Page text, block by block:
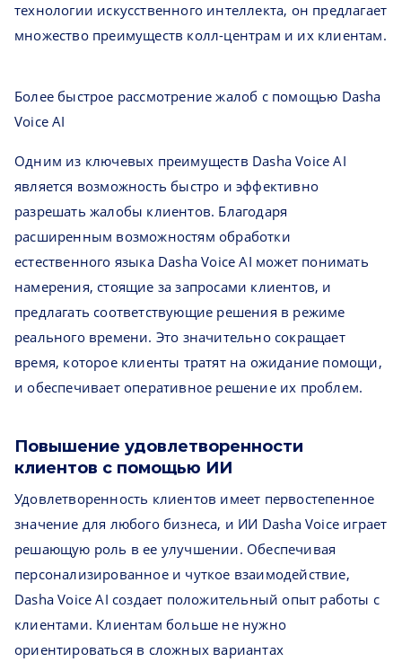
технологии искусственного интеллекта, он предлагает
множество преимуществ колл-центрам и их клиентам.
Более быстрое рассмотрение жалоб с помощью Dasha
Voice AI
Одним из ключевых преимуществ Dasha Voice AI
является возможность быстро и эффективно
разрешать жалобы клиентов. Благодаря
расширенным возможностям обработки
естественного языка Dasha Voice AI может понимать
намерения, стоящие за запросами клиентов, и
предлагать соответствующие решения в режиме
реального времени. Это значительно сокращает
время, которое клиенты тратят на ожидание помощи,
и обеспечивает оперативное решение их проблем.
Повышение удовлетворенности
клиентов с помощью ИИ
Удовлетворенность клиентов имеет первостепенное
значение для любого бизнеса, и ИИ Dasha Voice играет
решающую роль в ее улучшении. Обеспечивая
персонализированное и чуткое взаимодействие,
Dasha Voice AI создает положительный опыт работы с
клиентами. Клиентам больше не нужно
ориентироваться в сложных вариантах